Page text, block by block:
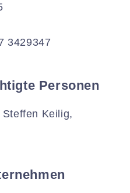
3429347
Personen
Keilig,